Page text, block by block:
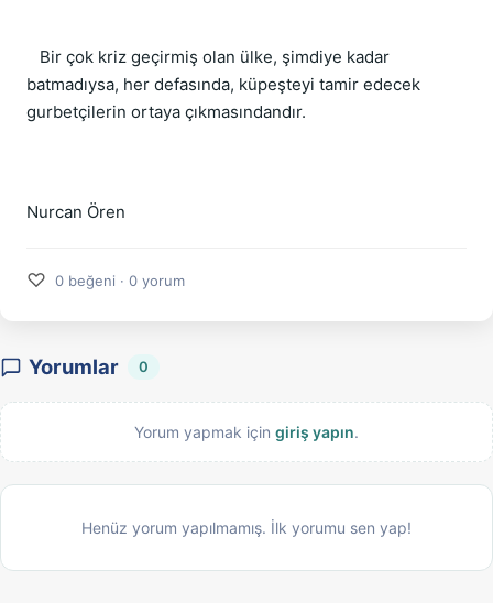
Bir çok kriz geçirmiş olan ülke, şimdiye kadar
batmadıysa, her defasında, küpeşteyi tamir edecek
gurbetçilerin ortaya çıkmasındandır.
Nurcan Ören
♡ 0 beğeni · 0 yorum
Yorumlar 0
Yorum yapmak için giriş yapın.
Henüz yorum yapılmamış. İlk yorumu sen yap!